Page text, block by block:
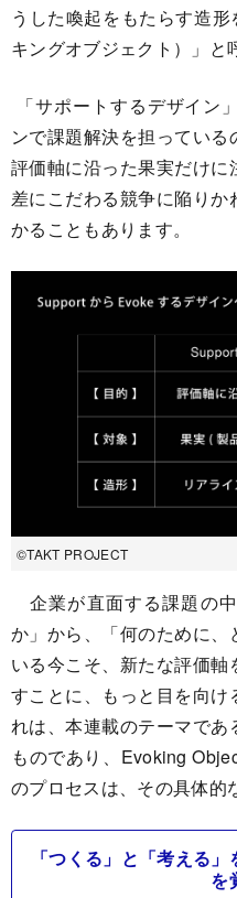
うした喚起をもたらす造
キングオブジェクト）」と
「サポートするデザイン
ンで課題解決を担ってい
評価軸に沿った果実だけ
差にこだわる競争に陥り
かることもあります。
©TAKT PROJECT
企業が直面する課題の
か」から、「何のために
いる今こそ、新たな評価
すことに、もっと目を向
れは、本連載のテーマで
ものであり、Evoking
のプロセスは、その具体的
「つくる」と「考える
を